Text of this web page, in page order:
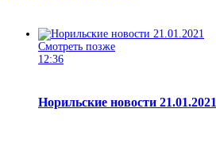
Смотреть позже
12:36
Норильские новости 21.01.2021